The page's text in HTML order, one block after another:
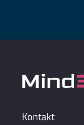
Kontakt